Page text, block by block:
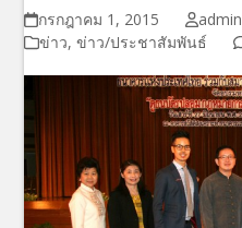
กรกฎาคม 1, 2015
admin
ข่าว,ข่าว/ประชาสัมพันธ์